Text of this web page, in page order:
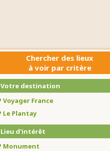
Chercher des lieux
à voir par critère
Votre destination
Voyager France
Le Plantay
Lieu d'intérêt
Monument